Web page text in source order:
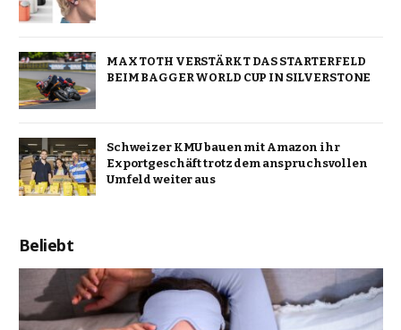
MAX TOTH VERSTÄRKT DAS STARTERFELD
BEIM BAGGER WORLD CUP IN SILVERSTONE
Schweizer KMU bauen mit Amazon ihr
Exportgeschäft trotz dem anspruchsvollen
Umfeld weiter aus
Beliebt